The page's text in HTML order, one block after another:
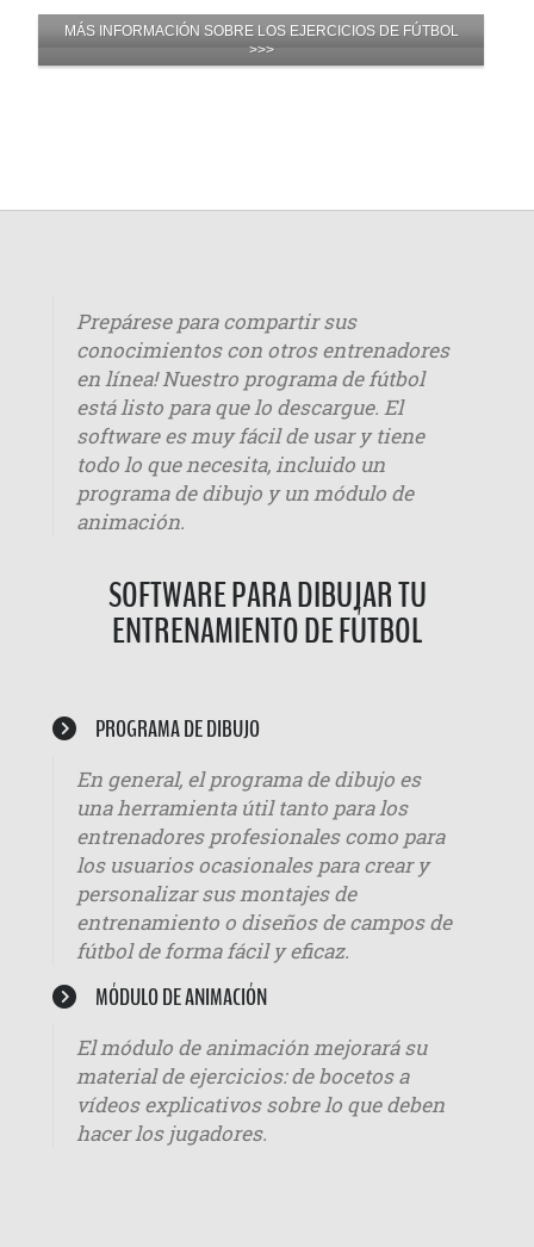
MÁS INFORMACIÓN SOBRE LOS EJERCICIOS DE FÚTBOL
>>>
Prepárese para compartir sus
conocimientos con otros entrenadores
en línea! Nuestro programa de fútbol
está listo para que lo descargue. El
software es muy fácil de usar y tiene
todo lo que necesita, incluido un
programa de dibujo y un módulo de
animación.
SOFTWARE PARA DIBUJAR TU
ENTRENAMIENTO DE FÚTBOL
PROGRAMA DE DIBUJO
En general, el programa de dibujo es
una herramienta útil tanto para los
entrenadores profesionales como para
los usuarios ocasionales para crear y
personalizar sus montajes de
entrenamiento o diseños de campos de
fútbol de forma fácil y eficaz.
MÓDULO DE ANIMACIÓN
El módulo de animación mejorará su
material de ejercicios: de bocetos a
vídeos explicativos sobre lo que deben
hacer los jugadores.